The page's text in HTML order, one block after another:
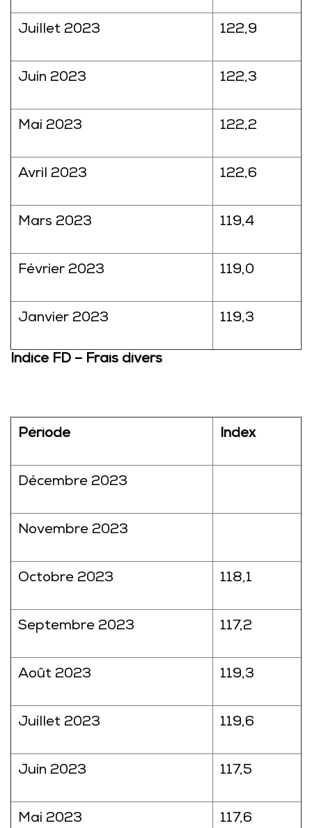
Juillet 2023 122,9
Juin 2023 122,3
Mai 2023 122,2
Avril 2023 122,6
Mars 2023 119,4
Février 2023 119,0
Janvier 2023 119,3
Indice FD – Frais divers
Période Index
Décembre 2023
Novembre 2023
Octobre 2023 118,1
Septembre 2023 117,2
Août 2023 119,3
Juillet 2023 119,6
Juin 2023 117,5
Mai 2023 117,6